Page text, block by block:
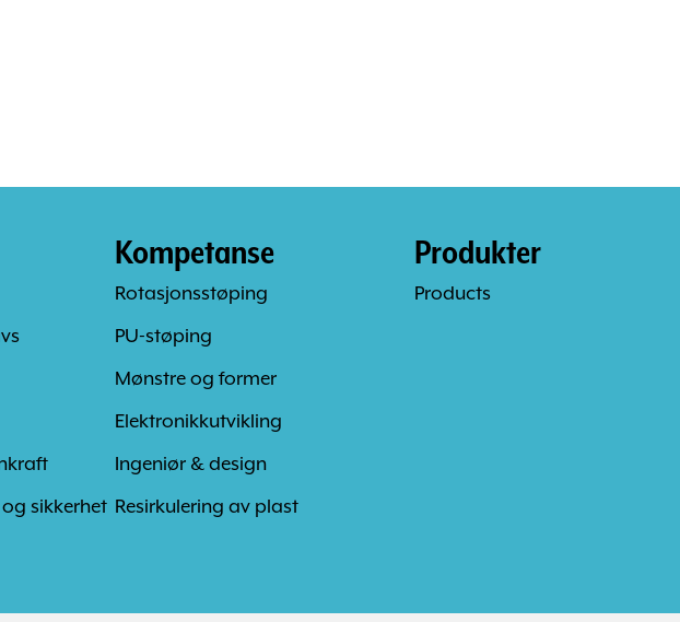
sikkerhet
Kompetanse
Rotasjonsstøping
PU-støping
Mønstre og former
Elektronikkutvikling
Ingeniør & design
Resirkulering av plast
Produkter
Products